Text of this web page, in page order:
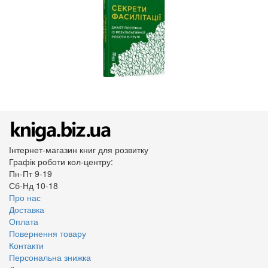
Інтернет-магазин книг для розвитку
Графік роботи кол-центру:
Пн-Пт 9-19
Сб-Нд 10-18
Про нас
Доставка
Оплата
Повернення товару
Контакти
Персональна знижка